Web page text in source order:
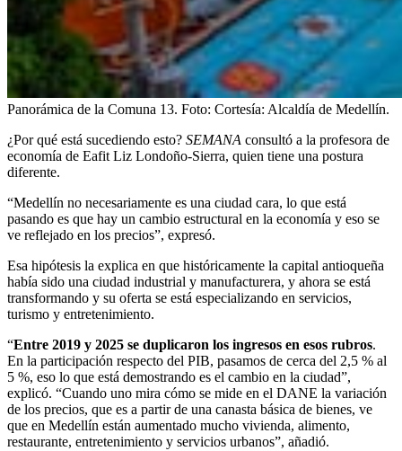
Panorámica de la Comuna 13. Foto: Cortesía: Alcaldía de Medellín.
¿Por qué está sucediendo esto? SEMANA consultó a la profesora de
economía de Eafit Liz Londoño-Sierra, quien tiene una postura
diferente.
“Medellín no necesariamente es una ciudad cara, lo que está
pasando es que hay un cambio estructural en la economía y eso se
ve reflejado en los precios”, expresó.
Esa hipótesis la explica en que históricamente la capital antioqueña
había sido una ciudad industrial y manufacturera, y ahora se está
transformando y su oferta se está especializando en servicios,
turismo y entretenimiento.
“Entre 2019 y 2025 se duplicaron los ingresos en esos rubros.
En la participación respecto del PIB, pasamos de cerca del 2,5 % al
5 %, eso lo que está demostrando es el cambio en la ciudad”,
explicó. “Cuando uno mira cómo se mide en el DANE la variación
de los precios, que es a partir de una canasta básica de bienes, ve
que en Medellín están aumentado mucho vivienda, alimento,
restaurante, entretenimiento y servicios urbanos”, añadió.